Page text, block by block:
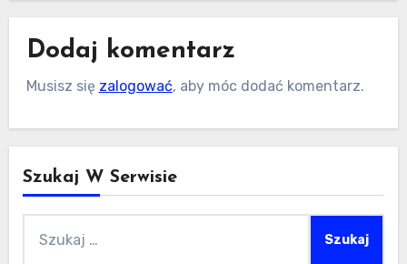
Dodaj komentarz
Musisz się zalogować, aby móc dodać komentarz.
Szukaj W Serwisie